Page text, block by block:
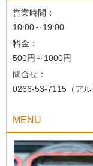
営業時間：
10:00～19:00
料金：
500円～1000円
問合せ：
0266-53-7115（ア
MENU